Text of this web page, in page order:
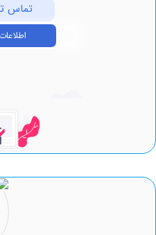
تماس تلفنی
اطلاعات بیشتر